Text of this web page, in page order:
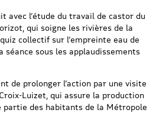
avec l’étude du travail de castor du
qui soigne les rivières de la
collectif sur l’empreinte eau de
sous les applaudissements
de prolonger l’action par une visite
Luizet, qui assure la production
partie des habitants de la Métropole